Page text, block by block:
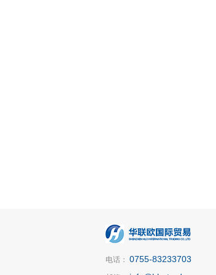
电话： 0755-83233703